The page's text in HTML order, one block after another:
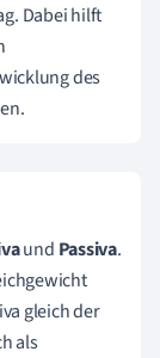
Dabei hilft
des
und Passiva.
gleich der
als